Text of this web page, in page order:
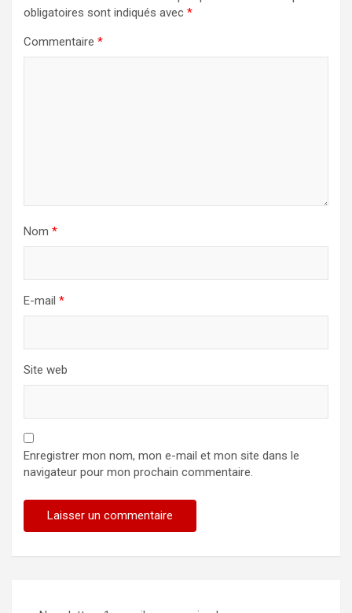
obligatoires sont indiqués avec *
Commentaire *
Nom *
E-mail *
Site web
Enregistrer mon nom, mon e-mail et mon site dans le
navigateur pour mon prochain commentaire.